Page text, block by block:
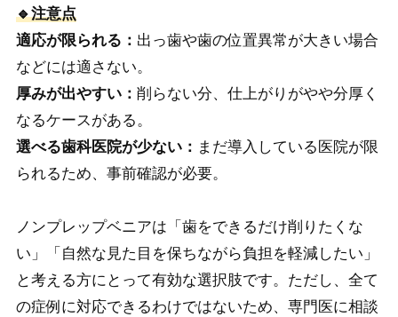
🔹注意点
適応が限られる： 出っ歯や歯の位置異常が大きい場合
などには適さない。
厚みが出やすい： 削らない分、仕上がりがやや分厚く
なるケースがある。
選べる歯科医院が少ない： まだ導入している医院が限
られるため、事前確認が必要。
ノンプレップベニアは「歯をできるだけ削りたくな
い」「自然な見た目を保ちながら負担を軽減したい」
と考える方にとって有効な選択肢です。ただし、全て
の症例に対応できるわけではないため、専門医に相談